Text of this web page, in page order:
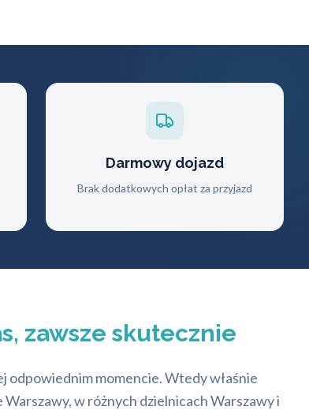
Darmowy dojazd
Brak dodatkowych opłat za przyjazd
zawsze skutecznie
odpowiednim momencie. Wtedy właśnie
w różnych dzielnicach Warszawy i